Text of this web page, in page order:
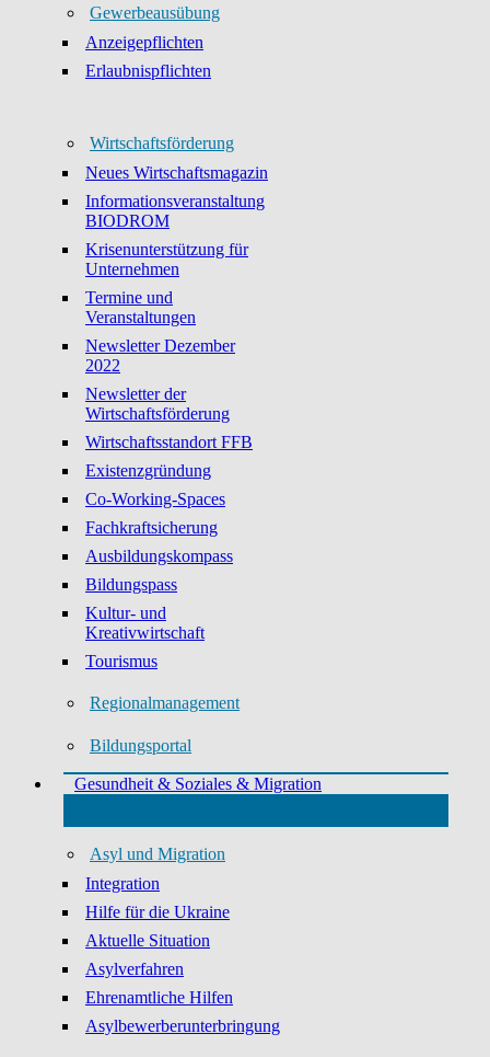
Gewerbeausübung
Anzeigepflichten
Erlaubnispflichten
Wirtschaftsförderung
Neues Wirtschaftsmagazin
Informationsveranstaltung
BIODROM
Krisenunterstützung für
Unternehmen
Termine und
Veranstaltungen
Newsletter Dezember
2022
Newsletter der
Wirtschaftsförderung
Wirtschaftsstandort FFB
Existenzgründung
Co-Working-Spaces
Fachkraftsicherung
Ausbildungskompass
Bildungspass
Kultur- und
Kreativwirtschaft
Tourismus
Regionalmanagement
Bildungsportal
Gesundheit & Soziales & Migration
Asyl und Migration
Integration
Hilfe für die Ukraine
Aktuelle Situation
Asylverfahren
Ehrenamtliche Hilfen
Asylbewerberunterbringung